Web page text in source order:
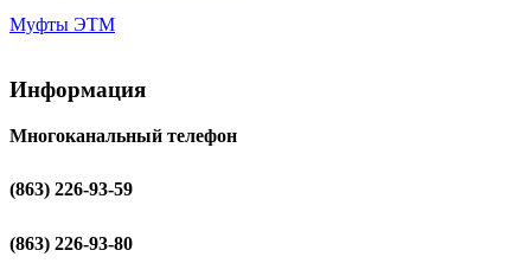
Муфты ЭТМ
Информация
Многоканальный телефон
(863) 226-93-59
(863) 226-93-80